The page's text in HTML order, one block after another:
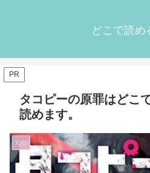
どこで読め
PR
タコピーの原罪はどこ
読めます。
た行